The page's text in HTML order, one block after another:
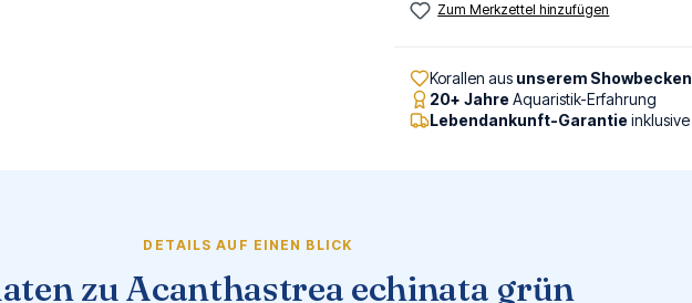
Zum Merkzettel hinzufügen
Korallen aus unserem Showbecken
20+ JahreAquaristik-Erfahrung
Lebendankunft-Garantieinklusive
DETAILS AUF EINEN BLICK
zu Acanthastrea echinata grün